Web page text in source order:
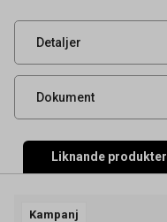
Detaljer
UNSPSC
Dokument
Livsmedelsdatablad
Liknande produkter
Kampanj